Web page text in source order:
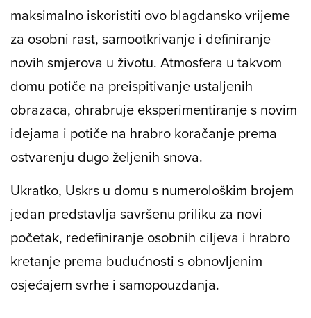
maksimalno iskoristiti ovo blagdansko vrijeme
za osobni rast, samootkrivanje i definiranje
novih smjerova u životu. Atmosfera u takvom
domu potiče na preispitivanje ustaljenih
obrazaca, ohrabruje eksperimentiranje s novim
idejama i potiče na hrabro koračanje prema
ostvarenju dugo željenih snova.
Ukratko, Uskrs u domu s numerološkim brojem
jedan predstavlja savršenu priliku za novi
početak, redefiniranje osobnih ciljeva i hrabro
kretanje prema budućnosti s obnovljenim
osjećajem svrhe i samopouzdanja.